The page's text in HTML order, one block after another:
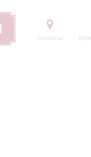
Контакты